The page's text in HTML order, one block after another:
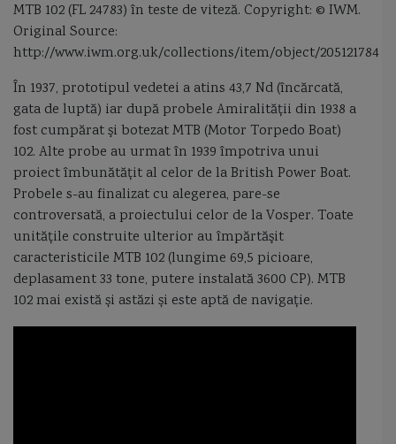
Geopolitica goeleta Gowind 2500 Great Tea Race greement
Grigore Antipa Grivita Harpoon Henric navigatorul
hidroavion hidrografia hidrolocator HMS Defender
HMS Duncan hovercraft Huchuan Imparatul Traian
Impatiente Imperiul Otoman infanterie marina Romania
Ion Ghica Island class cutter istorie navala Jeanne D'Arc 2018
Jolly Roger jonca chinezeasca Kalibr La Fayette class
LCS Freedom LCS Independence Lebedele albe licitatii
MTB 102 (FL 24783) în teste de viteză. Copyright: © IWM.
Original Source:
http://www.iwm.org.uk/collections/item/object/205121784
În 1937, prototipul vedetei a atins 43,7 Nd (încărcată,
gata de luptă) iar după probele Amiralităţii din 1938 a
fost cumpărat şi botezat MTB (Motor Torpedo Boat)
102. Alte probe au urmat în 1939 împotriva unui
proiect îmbunătăţit al celor de la British Power Boat.
Probele s-au finalizat cu alegerea, pare-se
controversată, a proiectului celor de la Vosper. Toate
unităţile construite ulterior au împărtăşit
caracteristicile MTB 102 (lungime 69,5 picioare,
deplasament 33 tone, putere instalată 3600 CP). MTB
102 mai există și astăzi și este aptă de navigație.